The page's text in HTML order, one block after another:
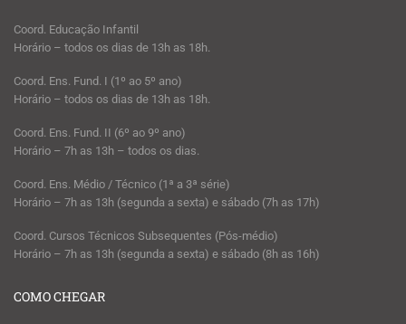
Coord. Educação Infantil
Horário – todos os dias de 13h as 18h.
Coord. Ens. Fund. I (1º ao 5º ano)
Horário – todos os dias de 13h as 18h.
Coord. Ens. Fund. II (6º ao 9º ano)
Horário – 7h as 13h – todos os dias.
Coord. Ens. Médio / Técnico (1ª a 3ª série)
Horário – 7h as 13h (segunda a sexta) e sábado (7h as 17h)
Coord. Cursos Técnicos Subsequentes (Pós-médio)
Horário – 7h as 13h (segunda a sexta) e sábado (8h as 16h)
COMO CHEGAR